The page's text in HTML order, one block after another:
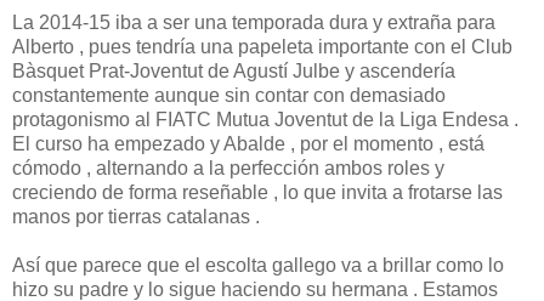
La 2014-15 iba a ser una temporada dura y extraña para
Alberto , pues tendría una papeleta importante con el Club
Bàsquet Prat-Joventut de Agustí Julbe y ascendería
constantemente aunque sin contar con demasiado
protagonismo al FIATC Mutua Joventut de la Liga Endesa .
El curso ha empezado y Abalde , por el momento , está
cómodo , alternando a la perfección ambos roles y
creciendo de forma reseñable , lo que invita a frotarse las
manos por tierras catalanas .
Así que parece que el escolta gallego va a brillar como lo
hizo su padre y lo sigue haciendo su hermana . Estamos